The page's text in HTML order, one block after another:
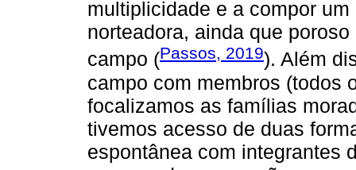
multiplicidade e a compor
norteadora, ainda que
campo (Passos, 2019). Além
campo com membros (todos
focalizamos as famílias
tivemos acesso de duas
espontânea com integrantes